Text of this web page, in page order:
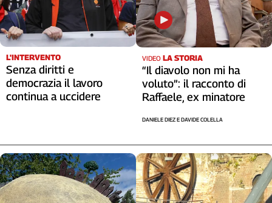
L'INTERVENTO
Senza diritti e
democrazia il lavoro
continua a uccidere
VIDEO LA STORIA
“Il diavolo non mi ha
voluto”: il racconto di
Raffaele, ex minatore
DANIELE DIEZ E DAVIDE COLELLA